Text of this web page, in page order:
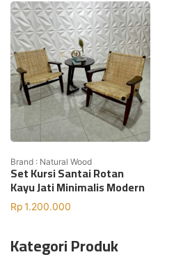
Kategori Produk
Brand : Natural Wood
Set Kursi Santai Rotan
Kayu Jati Minimalis Modern
Rp1.200.000